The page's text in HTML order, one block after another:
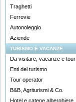
Traghetti
Ferrovie
Autonoleggio
Aziende
TURISMO E VACANZE
Da visitare, vacanze e tour
Enti del turismo
Tour operator
B&B, Agriturismi & Co.
Hotel e catene alberghiere